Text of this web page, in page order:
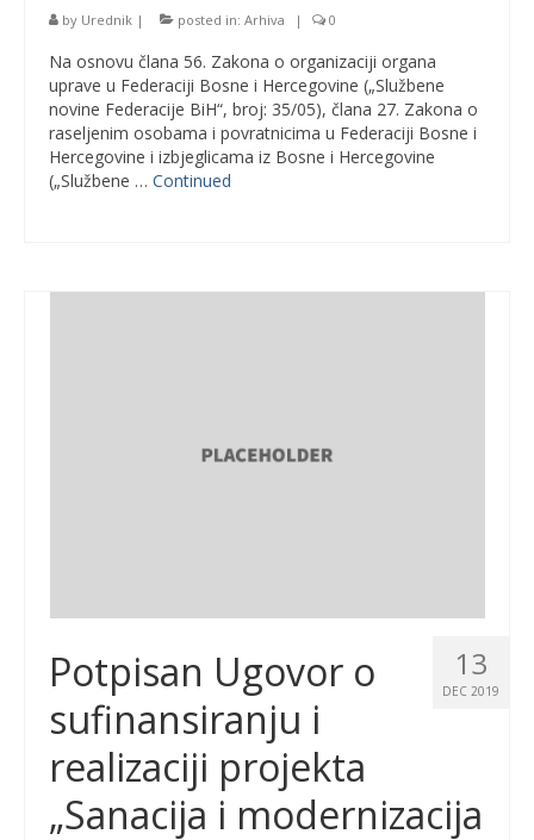
by Urednik | posted in: Arhiva | 0
Na osnovu člana 56. Zakona o organizaciji organa
uprave u Federaciji Bosne i Hercegovine („Službene
novine Federacije BiH“, broj: 35/05), člana 27. Zakona o
raseljenim osobama i povratnicima u Federaciji Bosne i
Hercegovine i izbjeglicama iz Bosne i Hercegovine
(„Službene … Continued
13
DEC 2019
Potpisan Ugovor o
sufinansiranju i
realizaciji projekta
„Sanacija i modernizacija